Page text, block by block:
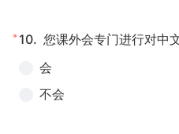
* 10. 您课外会专门进行对中
会
不会